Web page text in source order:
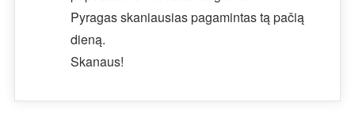
Pyragas skaniausias pagamintas tą pačią
dieną.
Skanaus!